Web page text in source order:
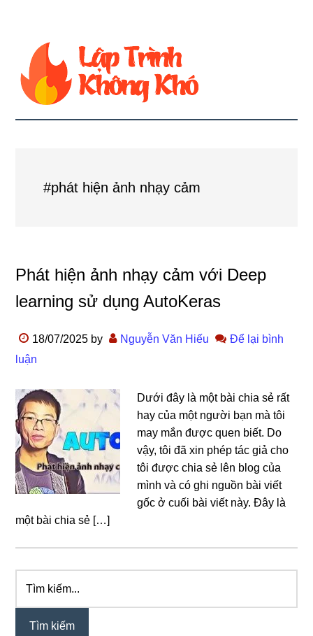
#phát hiện ảnh nhạy cảm
Phát hiện ảnh nhạy cảm với Deep
learning sử dụng AutoKeras
18/07/2025 by Nguyễn Văn Hiếu
Để lại bình
luận
Dưới đây là một bài chia sẻ rất
hay của một người bạn mà tôi
may mắn được quen biết. Do
vậy, tôi đã xin phép tác giả cho
tôi được chia sẻ lên blog của
mình và có ghi nguồn bài viết
gốc ở cuối bài viết này. Đây là
một bài chia sẻ […]
Sidebar
chính
kiếm...